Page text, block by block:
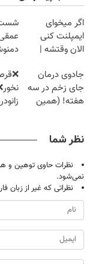
اگر میخوای
ایمپلنت کنی
الان وقتشه |
میلیون تومان!!!
جادوی درمان
جای زخم در سه
هفته! (همین
نظر شما
نظرات حاوی توهین و
نمی‌شود.
نظراتی که غیر از زبان